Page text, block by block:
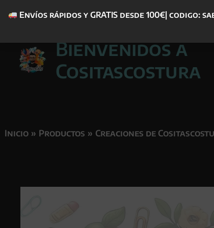
Envíos rápidos y GRATIS desde 100€| codigo:
contenido
Bienvenidos a
Cositascostura
Inicio Productos Creaciones de